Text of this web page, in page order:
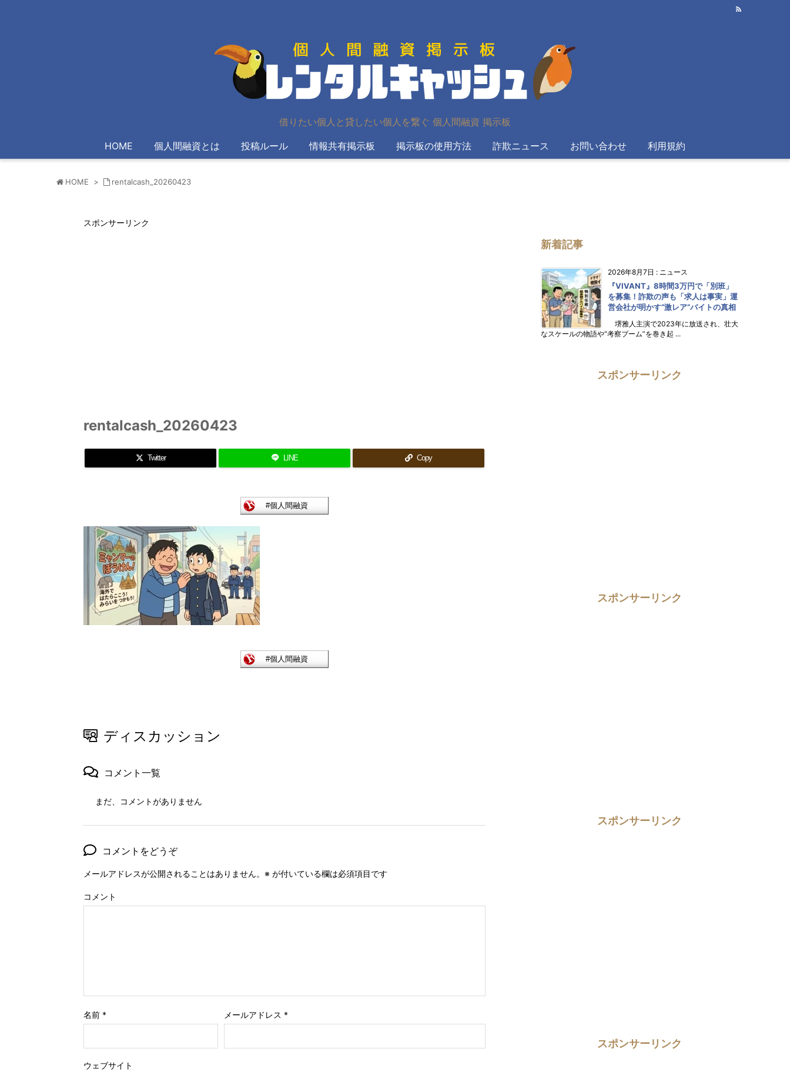
借りたい個人と貸したい個人を繋ぐ 個人間融資 掲示板
HOME 個人間融資とは 投稿ルール 情報共有掲示板 掲示板の使用方法 詐欺ニュース お問い合わせ 利用規約
HOME > rentalcash_20260423
スポンサーリンク
rentalcash_20260423
Twitter LINE Copy
ディスカッション
コメント一覧
まだ、コメントがありません
コメントをどうぞ
メールアドレスが公開されることはありません。 ※ が付いている欄は必須項目です
コメント
名前 * メールアドレス *
ウェブサイト
新着記事
2026年8月7日 : ニュース
『VIVANT』8時間3万円で「別班」
を募集！詐欺の声も「求人は事実」運
営会社が明かす“激レア”バイトの真相
堺雅人主演で2023年に放送され、壮大
なスケールの物語や“考察ブーム”を巻き起 ...
スポンサーリンク
スポンサーリンク
スポンサーリンク
スポンサーリンク